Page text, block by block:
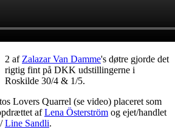
2 af Zalazar Van Damme's døtre gjorde det
rigtig fint på DKK udstillingerne i
Roskilde 30/4 & 1/5.
Lovers Quarrel (se video) placeret som
afLena Österström og ejet/handlet
/Line Sandli.